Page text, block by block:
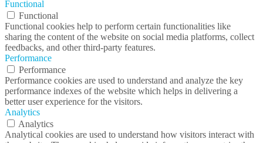
Functional
Functional
Functional cookies help to perform certain functionalities like
sharing the content of the website on social media platforms, collect
feedbacks, and other third-party features.
Performance
Performance
Performance cookies are used to understand and analyze the key
performance indexes of the website which helps in delivering a
better user experience for the visitors.
Analytics
Analytics
Analytical cookies are used to understand how visitors interact with